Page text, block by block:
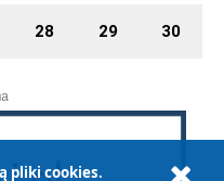
28 29 30
pliki cookies.